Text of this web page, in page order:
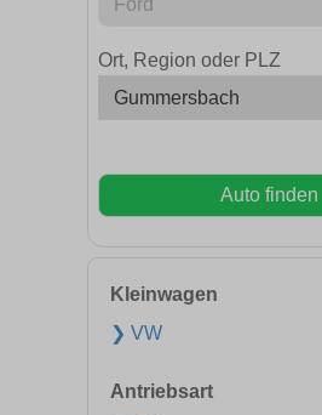
Ort, Region oder PLZ
Auto finden
Kleinwagen
❯ VW
Antriebsart